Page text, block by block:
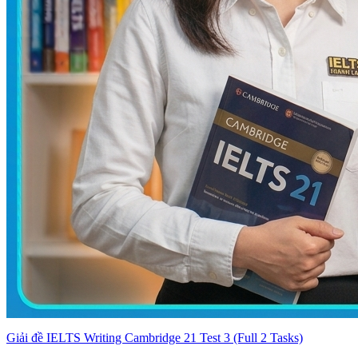
Giải đề IELTS Writing Cambridge 21 Test 3 (Full 2 Tasks)